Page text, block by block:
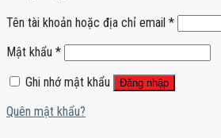
Tên tài khoản hoặc địa chỉ email *
Mật khẩu *
Ghi nhớ mật khẩu
Đăng nhập
Quên mật khẩu?